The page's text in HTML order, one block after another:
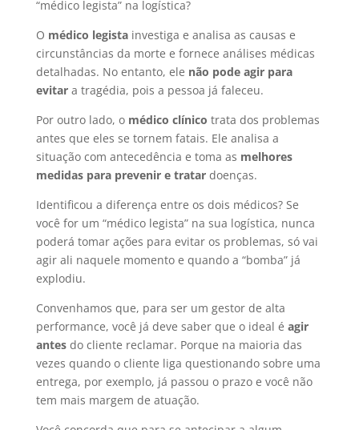
“médico legista” na logística?
O médico legistainvestiga e analisa as causas e
circunstâncias da morte e fornece análises médicas
detalhadas. No entanto, ele não pode agir para
evitara tragédia, pois a pessoa já faleceu.
Por outro lado, o médico clínico trata dos problemas
antes que eles se tornem fatais. Ele analisa a
situação com antecedência e toma as melhores
medidas para prevenir e tratar doenças.
Identificou a diferença entre os dois médicos? Se
você for um “médico legista” na sua logística, nunca
poderá tomar ações para evitar os problemas, só vai
agir ali naquele momento e quando a “bomba” já
explodiu.
Convenhamos que, para ser um gestor de alta
performance, você já deve saber que o ideal é agir
antes do cliente reclamar. Porque na maioria das
vezes quando o cliente liga questionando sobre uma
entrega, por exemplo, já passou o prazo e você não
tem mais margem de atuação.